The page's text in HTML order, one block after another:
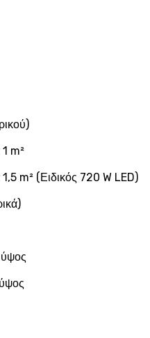
m²
m² (Ειδικός 720 W LED)
ύψος